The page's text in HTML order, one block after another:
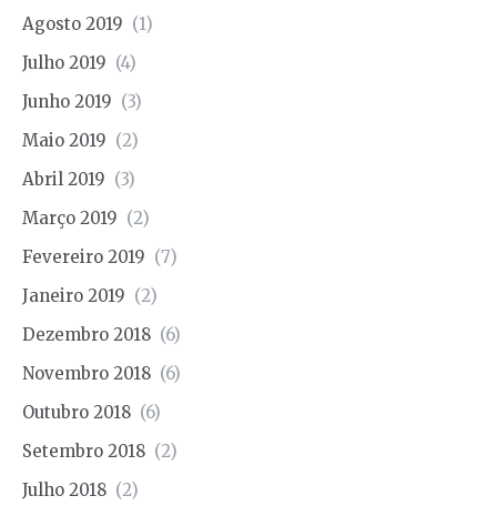
Agosto 2019 (1)
Julho 2019 (4)
Junho 2019 (3)
Maio 2019 (2)
Abril 2019 (3)
Março 2019 (2)
Fevereiro 2019 (7)
Janeiro 2019 (2)
Dezembro 2018 (6)
Novembro 2018 (6)
Outubro 2018 (6)
Setembro 2018 (2)
Julho 2018 (2)